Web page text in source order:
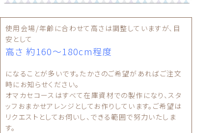
使用会場/年齢に合わせて高さは調整していますが、目
安として
高さ 約160〜180cm程度
になることが多いです。たかさのご希望があればご注文
時にお知らせください。
オマカセコースはすべて在庫資材での製作になり、スタ
ッフおまかせアレンジとしてお作りしています。ご希望は
リクエストとしてお伺いし、できる範囲で努力いたしま
す。